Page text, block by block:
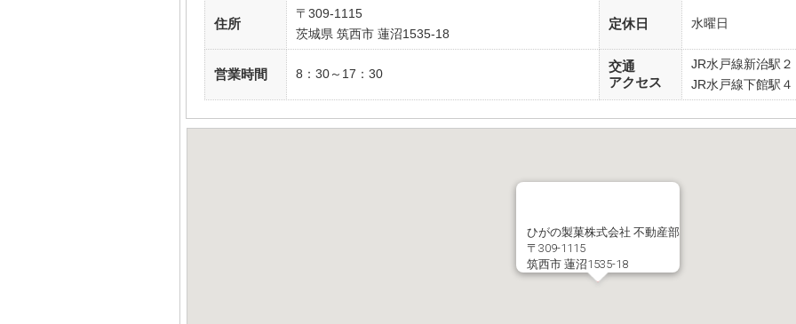
住所
〒309-1115
茨城県 筑西市 蓮沼1535-18
定休日 水曜日
営業時間 8：30～17：30
交通
アクセス
JR水戸線新治駅
JR水戸線下館駅
ひがの製菓株式会社 不動産部
〒309-1115
筑西市 蓮沼1535-18